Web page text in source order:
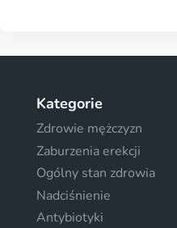
Kategorie
Zdrowie mężczyzn
Zaburzenia erekcji
Ogólny stan zdrowia
Nadciśnienie
Antybiotyki